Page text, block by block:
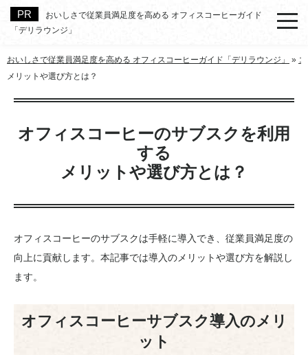
おいしさで従業員満足度を高める オフィスコーヒーガイド
「デリラウンジ」
おいしさで従業員満足度を高める オフィスコーヒーガイド「デリラウンジ」 »
メリットや選び方とは？
オフィスコーヒーのサブスクを利用
する
メリットや選び方とは？
オフィスコーヒーのサブスクは手軽に導入でき、従業員満足度の
向上に貢献します。本記事では導入のメリットや選び方を解説し
ます。
オフィスコーヒーサブスク導入のメリ
ット